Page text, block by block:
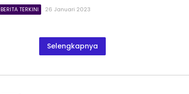
BERITA TERKINI 26 Januari 2023
Selengkapnya